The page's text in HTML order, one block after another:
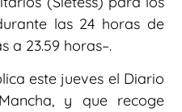
las 24 horas de
a 23.59 horas–.
este jueves el Diario
y que recoge